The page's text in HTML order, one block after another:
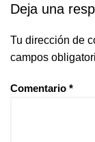
Deja una
Tu dirección de
campos
Comentario *